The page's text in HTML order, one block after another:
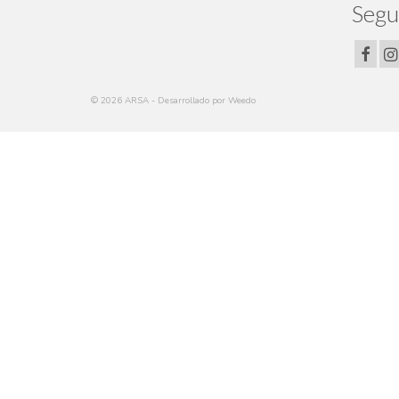
© 2026 ARSA - Desarrollado por Weedo